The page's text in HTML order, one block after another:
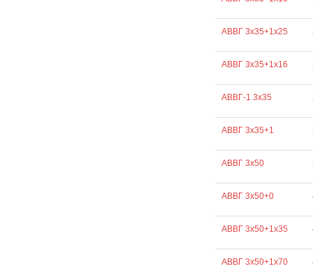
АВВГ 3х35+1х25
АВВГ 3х35+1х16
АВВГ-1 3х35
АВВГ 3х35+1
АВВГ 3х50
АВВГ 3х50+0
АВВГ 3х50+1х35
АВВГ 3х50+1х70